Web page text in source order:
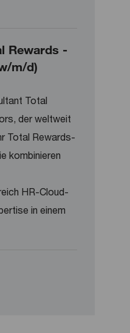
Rewards -
m/d)
Total
der weltweit
Total Rewards-
kombinieren
HR-Cloud-
in einem